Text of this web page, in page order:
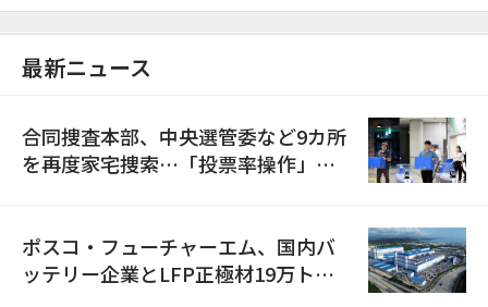
最新ニュース
合同捜査本部、中央選管委など9カ所
を再度家宅捜索…「投票率操作」の
ポスコ・フューチャーエム、国内バ
ッテリー企業とLFP正極材19万トン